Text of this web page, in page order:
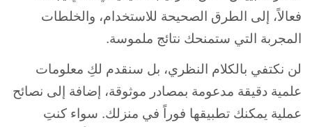
فعالاً، إلى الطرق الصحيحة للاستخدام، والخلطات
المجربة التي ستمنحك نتائج ملموسة.
لن نكتفي بالكلام النظري، بل سنقدم لكِ معلومات
علمية دقيقة مدعومة بمصادر موثوقة، إضافة إلى نصائح
عملية يمكنك تطبيقها فوراً في منزلك. سواء كنتِ